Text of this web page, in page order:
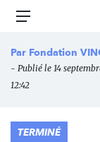
Aller
principal
Menu
Par Fondation
- Publié le 14
12:42
TERMINÉ